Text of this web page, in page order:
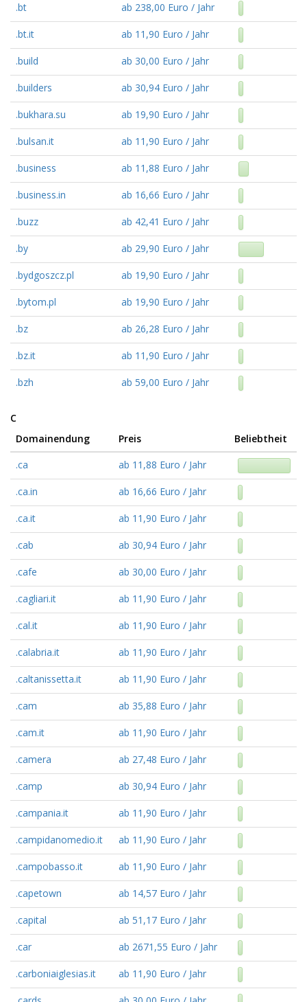
.bt ab 238,00 Euro / Jahr
.bt.it ab 11,90 Euro / Jahr
.build ab 30,00 Euro / Jahr
.builders ab 30,94 Euro / Jahr
.bukhara.su ab 19,90 Euro / Jahr
.bulsan.it ab 11,90 Euro / Jahr
.business ab 11,88 Euro / Jahr
.business.in ab 16,66 Euro / Jahr
.buzz ab 42,41 Euro / Jahr
.by ab 29,90 Euro / Jahr
.bydgoszcz.pl ab 19,90 Euro / Jahr
.bytom.pl ab 19,90 Euro / Jahr
.bz ab 26,28 Euro / Jahr
.bz.it ab 11,90 Euro / Jahr
.bzh ab 59,00 Euro / Jahr
C
Domainendung
Preis
Beliebtheit
.ca
ab 11,88 Euro / Jahr
.ca.in ab 16,66 Euro / Jahr
.ca.it ab 11,90 Euro / Jahr
.cab ab 30,94 Euro / Jahr
.cafe ab 30,00 Euro / Jahr
.cagliari.it ab 11,90 Euro / Jahr
.cal.it ab 11,90 Euro / Jahr
.calabria.it ab 11,90 Euro / Jahr
.caltanissetta.it ab 11,90 Euro / Jahr
.cam ab 35,88 Euro / Jahr
.cam.it ab 11,90 Euro / Jahr
.camera ab 27,48 Euro / Jahr
.camp ab 30,94 Euro / Jahr
.campania.it ab 11,90 Euro / Jahr
.campidanomedio.it ab 11,90 Euro / Jahr
.campobasso.it ab 11,90 Euro / Jahr
.capetown ab 14,57 Euro / Jahr
.capital ab 51,17 Euro / Jahr
.car ab 2671,55 Euro / Jahr
.carboniaiglesias.it ab 11,90 Euro / Jahr